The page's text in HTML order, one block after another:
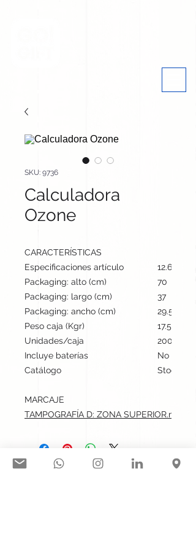
SKU: 9736
Calculadora
Ozone
CARACTERÍSTICAS
Especificaciones artículo
12.6 cm
Packaging: alto (cm)
70
Packaging: largo (cm)
37
Packaging: ancho (cm)
29.5
Peso caja (Kgr)
17.5
Unidades/caja
200
Incluye baterías
No
Catálogo
Stock
MARCAJE
TAMPOGRAFÍA D: ZONA SUPERIOR.max: